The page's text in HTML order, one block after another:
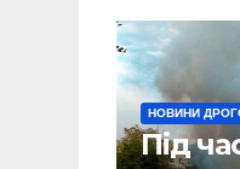
НОВИНИ
Під